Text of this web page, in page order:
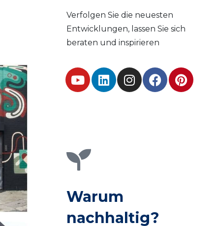
Verfolgen Sie die neuesten
Entwicklungen, lassen Sie sich
beraten und inspirieren
Warum
nachhaltig?